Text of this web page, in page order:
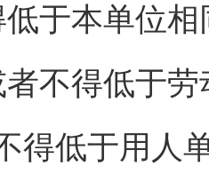
于本单位
不得低于
得低于用人
效落实 一纸欠